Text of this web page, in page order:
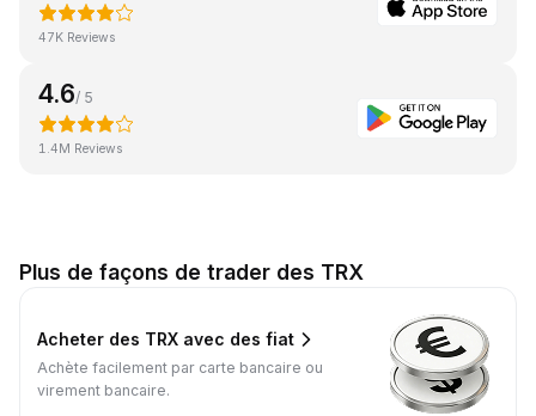
47K Reviews
4.6/ 5
1.4M Reviews
Plus de façons de trader des TRX
Acheter des TRX avec des fiat
Achète facilement par carte bancaire ou
virement bancaire.